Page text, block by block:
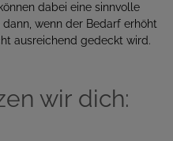
dabei eine sinnvolle
wenn der Bedarf erhöht
ausreichend gedeckt wird.
wir dich: